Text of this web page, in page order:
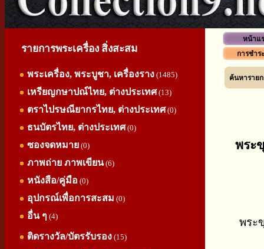
รายการพระเครื่อง สิ่งสะสม
พระเครื่อง, พระบูชา, เครื่องราง (1485)
เหรียญกษาปณ์ไทย, ต่างประเทศ(13)
ตราไปรษณียากรไทย, ต่างประเทศ(0)
ธนบัตรไทย, ต่างประเทศ(0)
ซองจดหมาย (0)
ภาพถ่าย ภาพเขียน(6)
หนังสือ/คู่มือ (0)
อุปกรณ์เพื่อการสะสม (0)
อื่น ๆ (4)
ติดรางวัล/บัตรรับรอง (15)
หน้าแ
การชำร
ค้นหารายก
พระ
พระ